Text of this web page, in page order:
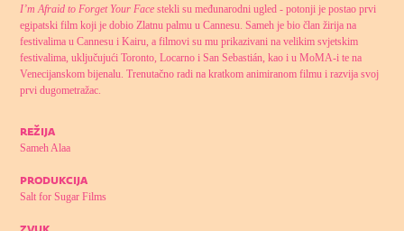
I’m Afraid to Forget Your Face stekli su međunarodni ugled - potonji je postao prvi
egipatski film koji je dobio Zlatnu palmu u Cannesu. Sameh je bio član žirija na
festivalima u Cannesu i Kairu, a filmovi su mu prikazivani na velikim svjetskim
festivalima, uključujući Toronto, Locarno i San Sebastián, kao i u MoMA-i te na
Venecijanskom bijenalu. Trenutačno radi na kratkom animiranom filmu i razvija svoj
prvi dugometražac.
režija
Sameh Alaa
produkcija
Salt for Sugar Films